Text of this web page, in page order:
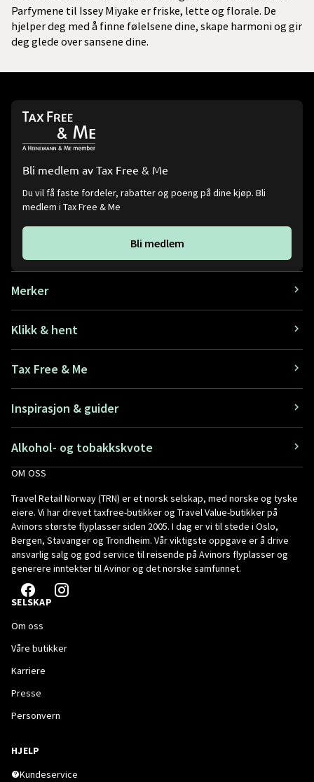
Parfymene til Issey Miyake er friske, lette og florale. De
hjelper deg med å finne følelsene dine, skape harmoni og gir
deg glede over sansene dine.
Bli medlem av Tax Free & Me
Du vil få faste fordeler, rabatter og poeng på dine kjøp. Bli
medlem i Tax Free & Me
Bli medlem
Merker
Klikk & hent
Tax Free & Me
Inspirasjon & guider
Alkohol- og tobakkskvote
OM OSS
Travel Retail Norway (TRN) er et norsk selskap, med norske og tyske
eiere. Vi har drevet taxfree-butikker og Travel Value-butikker på
Avinors største flyplasser siden 2005. I dag er vi til stede i Oslo,
Bergen, Stavanger og Trondheim. Vår viktigste oppgave er å drive
ansvarlig salg og god service til reisende på Avinors flyplasser og
generere inntekter til Avinor og det norske samfunnet.
SELSKAP
Om oss
Våre butikker
Karriere
Presse
Personvern
HJELP
Kundeservice